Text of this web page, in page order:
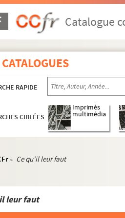
Catalogue
RAPIDE
CIBLÉES
Imprimés
multimédia
> Ce qu'il leur faut
leur faut
ORG C.16/1. Partitions de Pesse,
ORG C.16/2. Partitions de Petit,
ORG C.16/3. Partitions de Philippe-
ORG C.16/3. Partitions de Picard,
ORG C.16/3. Partitions de Piccolini,
ORG C.16/3. Partitions de Piccolini,
ORG C.16/3. Partitions de Pickart, P.
ORG C.16/3. Partitions de Pierné,
ORG C.16/3. Partitions de Pompilio,
ORG C.16/3. Partitions de Poncin,